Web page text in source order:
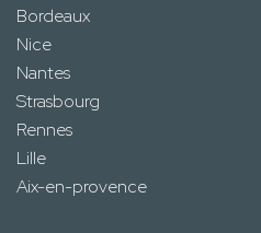
Bordeaux
Nice
Nantes
Strasbourg
Rennes
Lille
Aix-en-provence